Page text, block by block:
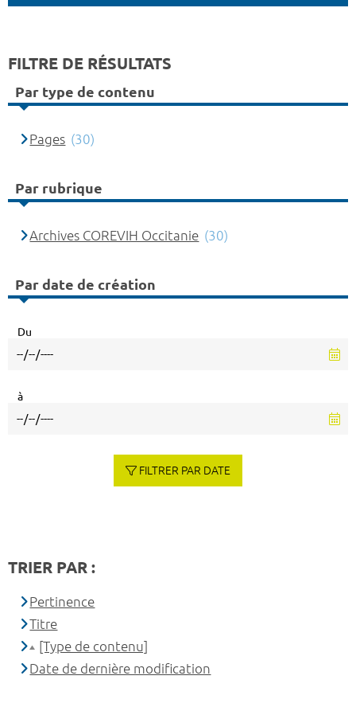
FILTRE DE RÉSULTATS
Par type de contenu
Pages (30)
Par rubrique
Archives COREVIH Occitanie (30)
Par date de création
Du
à
FILTRER PAR DATE
TRIER PAR :
Pertinence
Titre
[Type de contenu]
Date de dernière modification